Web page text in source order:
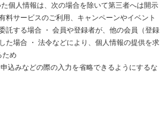
個人情報は、次の場合を除いて第三者へは開示
料サービスのご利用、キャンペーンやイベント
託する場合 ・ 会員や登録者が、他の会員（登録
た場合 ・ 法令などにより、個人情報の提供を求
ため
込みなどの際の入力を省略できるようにするな